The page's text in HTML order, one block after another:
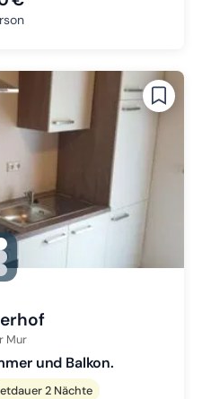
Zu Slide 1 wechseln
Zu Slide 2 wechseln
Zu Slide 3 wechseln
Mur
und Balkon.
2 Nächte